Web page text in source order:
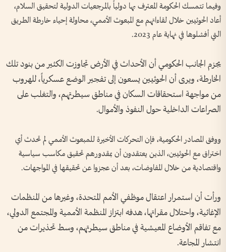
وفيما تتمسك الحكومة المعترف بها دولياً بالمرجعيات الدولية لتحقيق السلام،
أعاد الحوثيين خلال لقاءاتهم مع المبعوث الأممي، محاولة إحياء خارطة الطريق
التي أفشلوها في نهاية عام 2023.
يجزم الجانب الحكومي أن الأحداث في الأرض تجاوزت الكثير من بنود تلك
الخارطة، ويرى أن الحوثيين يسعون إلى تفجير الوضع عسكرياً، للهروب
من مواجهة استحقاقات السكان في مناطق سيطرتهم، والتغلب على
الصراعات الداخلية حول النفوذ والأموال.
ووفق المصادر الحكومية، فإن التحركات الأخيرة للمبعوث الأممي لم تحدث أي
اختراق مع الحوثيين، الذين يعتقدون أن بمقدورهم تحقيق مكاسب سياسية
واقتصادية من خلال المفاوضات، بعد أن عجزوا عن تحقيقها في المواجهات.
ورأت أن استمرار اعتقال موظفي الأمم المتحدة، وغيرها من المنظمات
الإغاثية، واحتلال مقراتها، هدفه ابتزاز المنظمة الأممية والمجتمع الدولي،
مع تفاقم الأوضاع المعيشية في مناطق سيطرتهم، وسط تحذيرات من
انتشار المجاعة.